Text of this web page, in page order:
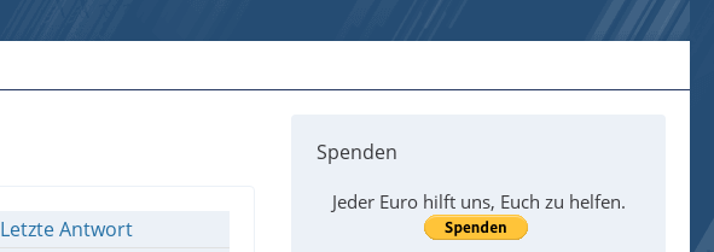
Letzte Antwort
Spenden
Jeder Euro hilft uns, Euch zu helfen.